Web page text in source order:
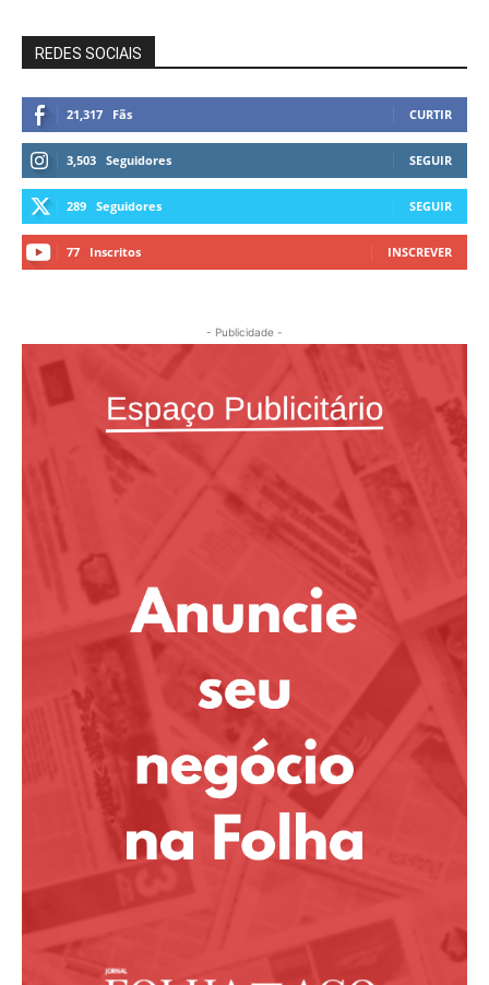
REDES SOCIAIS
21,317 Fãs CURTIR
3,503 Seguidores SEGUIR
289 Seguidores SEGUIR
77 Inscritos INSCREVER
- Publicidade -